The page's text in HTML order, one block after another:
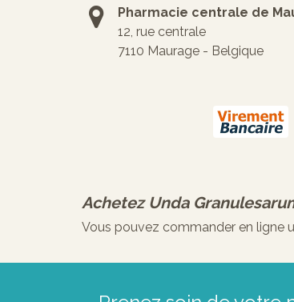
Pharmacie centrale de
12, rue centrale
7110 Maurage - Belgique
Achetez Unda
Vous pouvez commander en ligne